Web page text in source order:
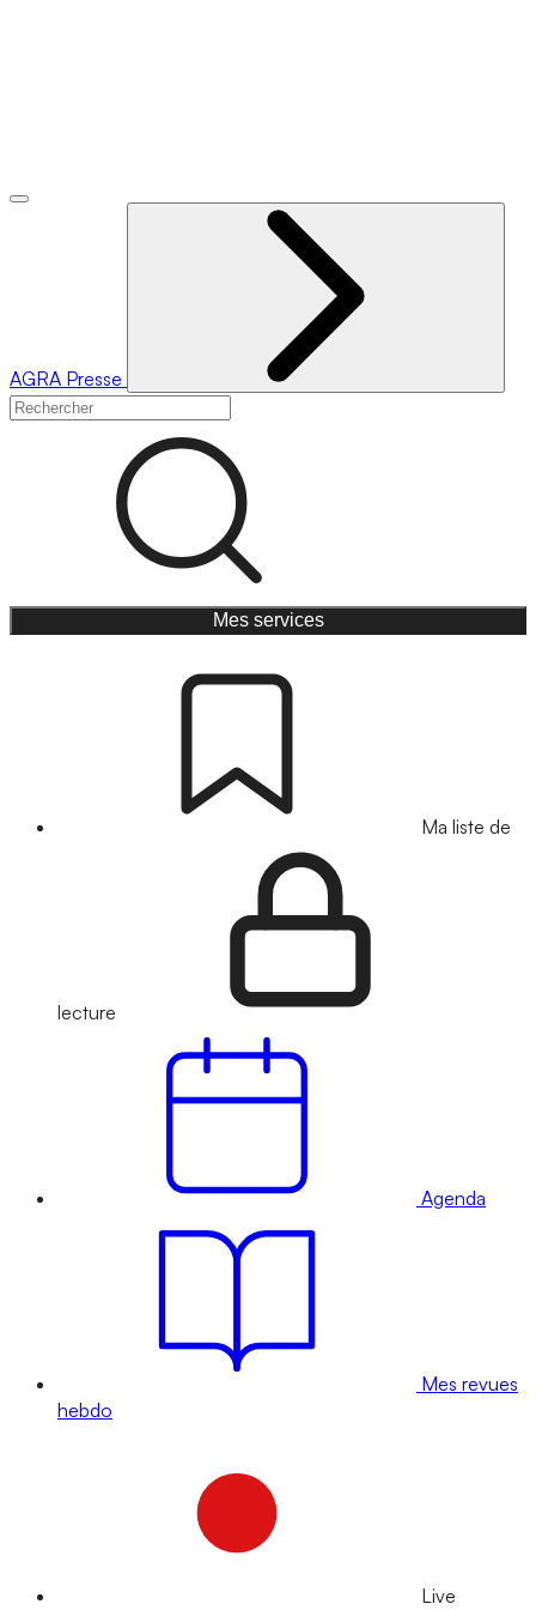
AGRA Presse
Mes services
Ma liste de
lecture
Agenda
Mes revues
hebdo
Live